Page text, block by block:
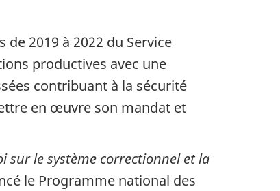
2019 à 2022 du Service
productives avec une
contribuant à la sécurité
en œuvre son mandat et
sur le système correctionnel et la
le Programme national des